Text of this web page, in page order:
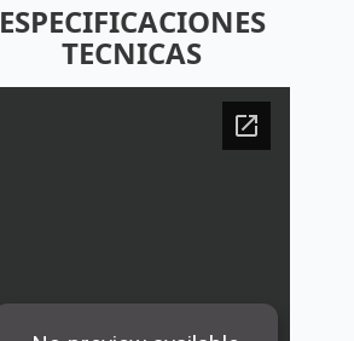
ESPECIFICACIONES
TECNICAS